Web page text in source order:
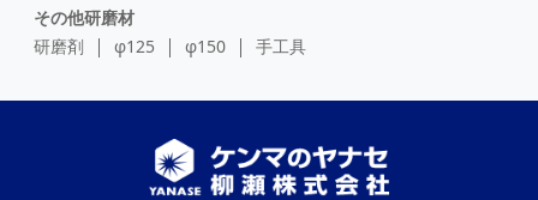
その他研磨材
研磨剤
φ125 φ150 手工具